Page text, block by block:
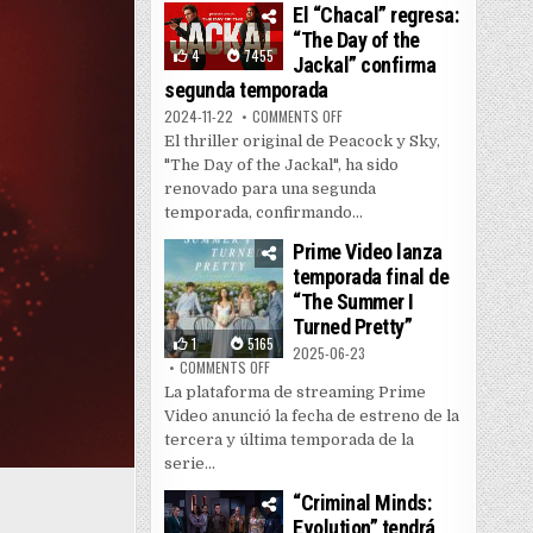
4 7455
El “Chacal” regresa:
“The Day of the
Jackal” confirma
segunda temporada
2024-11-22 COMMENTS OFFON EL “CHACAL” REGRESA:
El thriller original de Peacock y Sky,
"The Day of the Jackal", ha sido
renovado para una segunda
temporada, confirmando...
1 5165
Prime Video lanza
temporada final de
“The Summer I
Turned Pretty”
2025-06-23
COMMENTS OFFON PRIME VIDEO LANZA TEMPORADA FINAL
La plataforma de streaming Prime
Video anunció la fecha de estreno de la
tercera y última temporada de la
serie...
“Criminal Minds: